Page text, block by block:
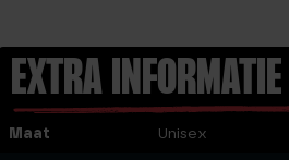
EXTRA INFORMATIE
Maat Unisex